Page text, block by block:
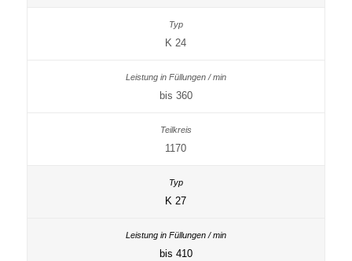
K 24
bis 360
1170
K 27
bis 410